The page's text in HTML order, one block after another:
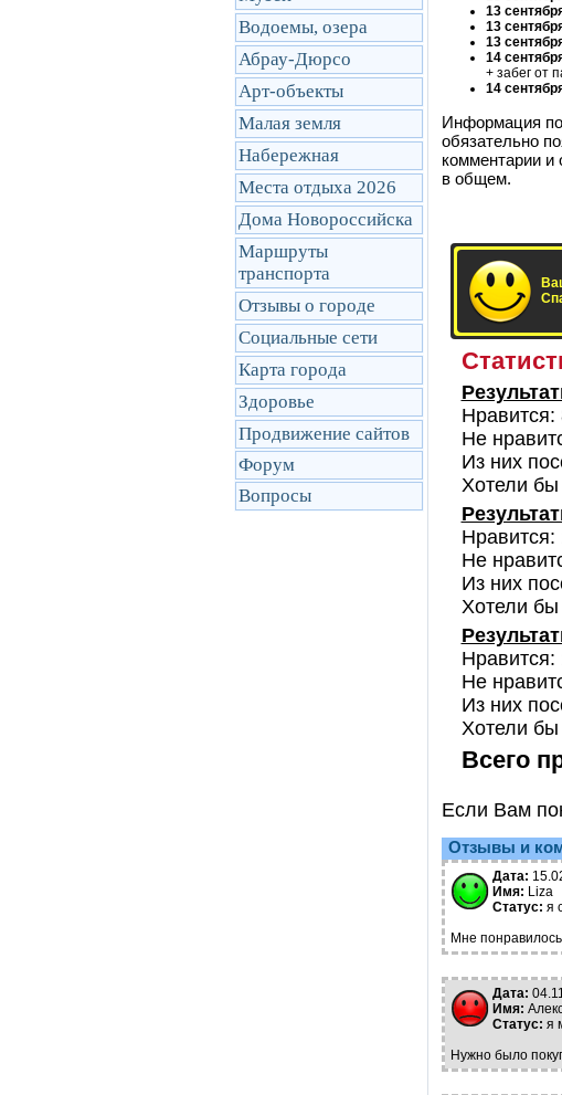
Водоемы, озера
Абрау-Дюрсо
Арт-объекты
Малая земля
Набережная
Места отдыха 2026
Дома Новороссийска
Маршруты
транcпорта
Отзывы о городе
Социальные сети
Карта города
Здоровье
Продвижение сайтов
Форум
Вопросы
13
13
13
14
+ забег от
14
Информация по
обязательно
комментарии и
в общем.
Нравится:
Не
Из них
Хотели бы
Нравится:
Не
Из них
Хотели бы
Нравится:
Не
Из них
Хотели бы
Всего
Если Вам
Отзывы и
Дата:
Имя: Liza
Статус: я
Мне
Дата:
Имя:
Статус: я
Нужно было